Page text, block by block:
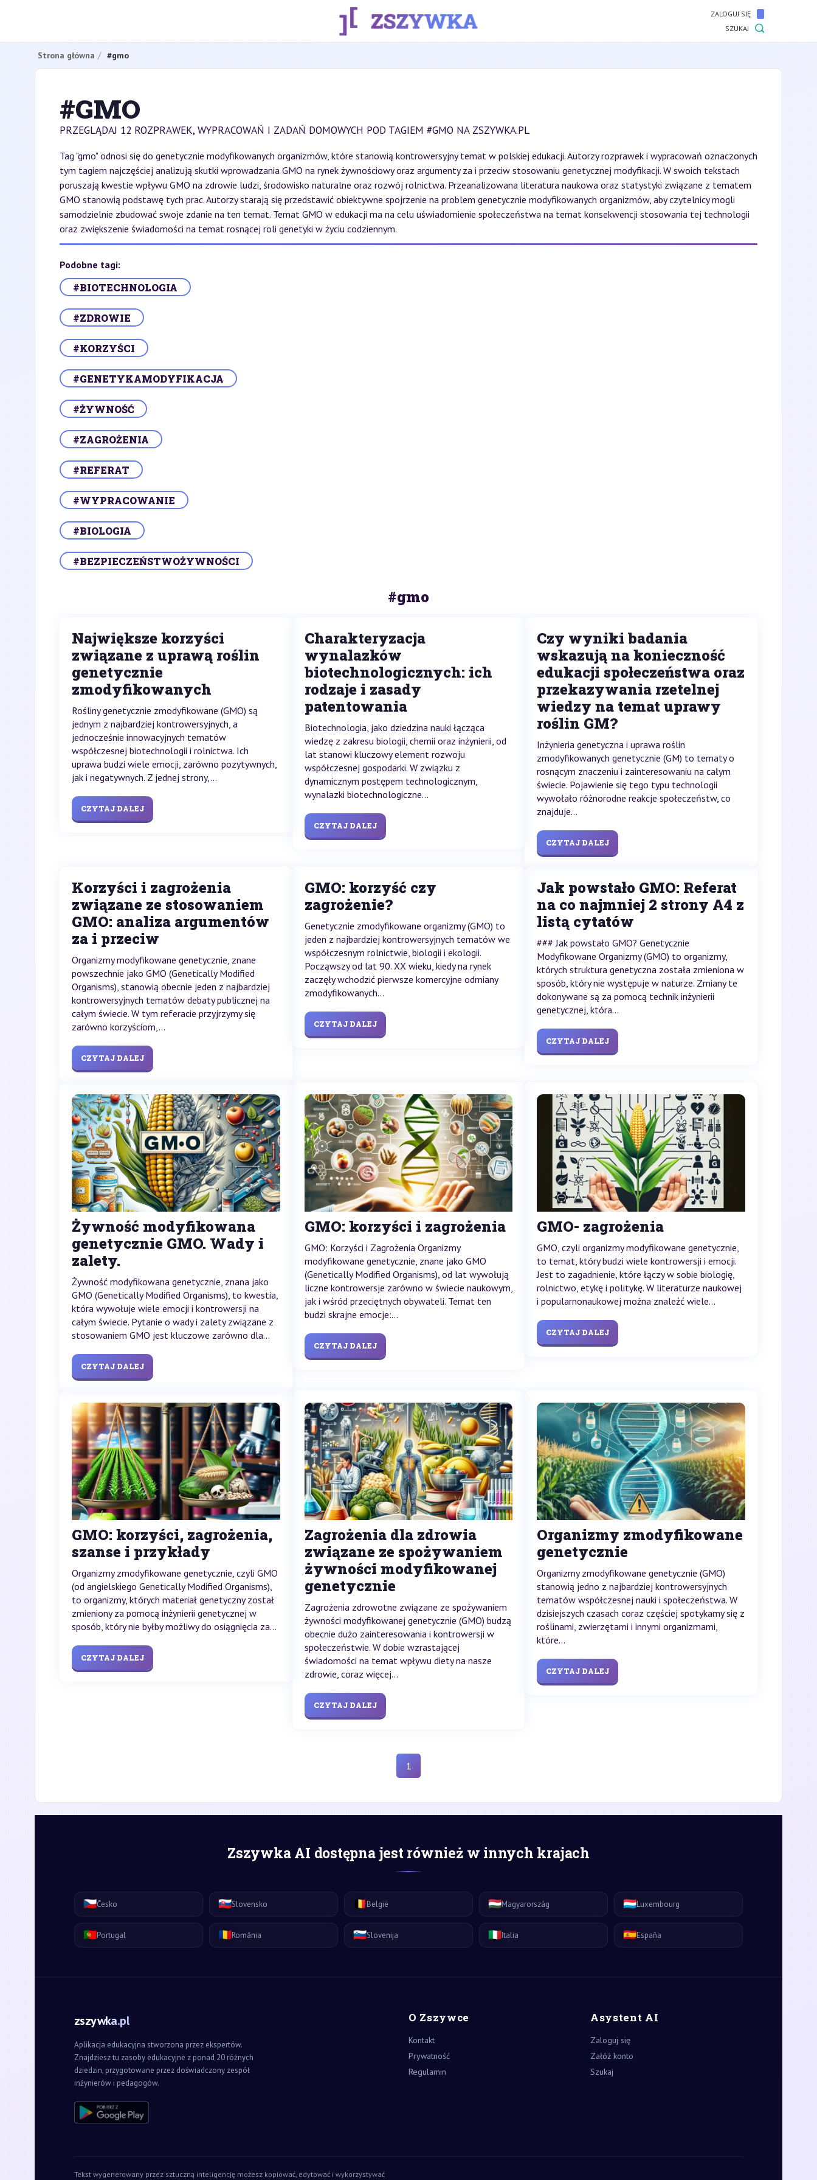
ZALOGUJ SIĘ
SZUKAJ
Strona główna #gmo
#GMO
PRZEGLĄDAJ 12 ROZPRAWEK, WYPRACOWAŃ I ZADAŃ DOMOWYCH POD TAGIEM #GMO NA ZSZYWKA.PL
Tag "gmo" odnosi się do genetycznie modyfikowanych organizmów, które stanowią kontrowersyjny temat w polskiej edukacji. Autorzy rozprawek i wypracowań oznaczonych
tym tagiem najczęściej analizują skutki wprowadzania GMO na rynek żywnościowy oraz argumenty za i przeciw stosowaniu genetycznej modyfikacji. W swoich tekstach
poruszają kwestie wpływu GMO na zdrowie ludzi, środowisko naturalne oraz rozwój rolnictwa. Przeanalizowana literatura naukowa oraz statystyki związane z tematem
GMO stanowią podstawę tych prac. Autorzy starają się przedstawić obiektywne spojrzenie na problem genetycznie modyfikowanych organizmów, aby czytelnicy mogli
samodzielnie zbudować swoje zdanie na ten temat. Temat GMO w edukacji ma na celu uświadomienie społeczeństwa na temat konsekwencji stosowania tej technologii
oraz zwiększenie świadomości na temat rosnącej roli genetyki w życiu codziennym.
Podobne tagi:
#BIOTECHNOLOGIA
#ZDROWIE
#KORZYŚCI
#GENETYKAMODYFIKACJA
#ŻYWNOŚĆ
#ZAGROŻENIA
#REFERAT
#WYPRACOWANIE
#BIOLOGIA
#BEZPIECZEŃSTWOŻYWNOŚCI
#gmo
Największe korzyści
związane z uprawą roślin
genetycznie
zmodyfikowanych
Rośliny genetycznie zmodyfikowane (GMO) są
jednym z najbardziej kontrowersyjnych, a
jednocześnie innowacyjnych tematów
współczesnej biotechnologii i rolnictwa. Ich
uprawa budzi wiele emocji, zarówno pozytywnych,
jak i negatywnych. Z jednej strony,...
CZYTAJ DALEJ
Charakteryzacja
wynalazków
biotechnologicznych: ich
rodzaje i zasady
patentowania
Biotechnologia, jako dziedzina nauki łącząca
wiedzę z zakresu biologii, chemii oraz inżynierii, od
lat stanowi kluczowy element rozwoju
współczesnej gospodarki. W związku z
dynamicznym postępem technologicznym,
wynalazki biotechnologiczne...
CZYTAJ DALEJ
Czy wyniki badania
wskazują na konieczność
edukacji społeczeństwa oraz
przekazywania rzetelnej
wiedzy na temat uprawy
roślin GM?
Inżynieria genetyczna i uprawa roślin
zmodyfikowanych genetycznie (GM) to tematy o
rosnącym znaczeniu i zainteresowaniu na całym
świecie. Pojawienie się tego typu technologii
wywołało różnorodne reakcje społeczeństw, co
znajduje...
CZYTAJ DALEJ
Korzyści i zagrożenia
związane ze stosowaniem
GMO: analiza argumentów
za i przeciw
Organizmy modyfikowane genetycznie, znane
powszechnie jako GMO (Genetically Modified
Organisms), stanowią obecnie jeden z najbardziej
kontrowersyjnych tematów debaty publicznej na
całym świecie. W tym referacie przyjrzymy się
zarówno korzyściom,...
CZYTAJ DALEJ
GMO: korzyść czy
zagrożenie?
Genetycznie zmodyfikowane organizmy (GMO) to
jeden z najbardziej kontrowersyjnych tematów we
współczesnym rolnictwie, biologii i ekologii.
Począwszy od lat 90. XX wieku, kiedy na rynek
zaczęły wchodzić pierwsze komercyjne odmiany
zmodyfikowanych...
CZYTAJ DALEJ
Jak powstało GMO: Referat
na co najmniej 2 strony A4 z
listą cytatów
### Jak powstało GMO? Genetycznie
Modyfikowane Organizmy (GMO) to organizmy,
których struktura genetyczna została zmieniona w
sposób, który nie występuje w naturze. Zmiany te
dokonywane są za pomocą technik inżynierii
genetycznej, która...
CZYTAJ DALEJ
Żywność modyfikowana
genetycznie GMO. Wady i
zalety.
Żywność modyfikowana genetycznie, znana jako
GMO (Genetically Modified Organisms), to kwestia,
która wywołuje wiele emocji i kontrowersji na
całym świecie. Pytanie o wady i zalety związane z
stosowaniem GMO jest kluczowe zarówno dla...
CZYTAJ DALEJ
GMO: korzyści i zagrożenia
GMO: Korzyści i Zagrożenia Organizmy
modyfikowane genetycznie, znane jako GMO
(Genetically Modified Organisms), od lat wywołują
liczne kontrowersje zarówno w świecie naukowym,
jak i wśród przeciętnych obywateli. Temat ten
budzi skrajne emocje:...
CZYTAJ DALEJ
GMO- zagrożenia
GMO, czyli organizmy modyfikowane genetycznie,
to temat, który budzi wiele kontrowersji i emocji.
Jest to zagadnienie, które łączy w sobie biologię,
rolnictwo, etykę i politykę. W literaturze naukowej
i popularnonaukowej można znaleźć wiele...
CZYTAJ DALEJ
GMO: korzyści, zagrożenia,
szanse i przykłady
Organizmy zmodyfikowane genetycznie, czyli GMO
(od angielskiego Genetically Modified Organisms),
to organizmy, których materiał genetyczny został
zmieniony za pomocą inżynierii genetycznej w
sposób, który nie byłby możliwy do osiągnięcia za...
CZYTAJ DALEJ
Zagrożenia dla zdrowia
związane ze spożywaniem
żywności modyfikowanej
genetycznie
Zagrożenia zdrowotne związane ze spożywaniem
żywności modyfikowanej genetycznie (GMO) budzą
obecnie dużo zainteresowania i kontrowersji w
społeczeństwie. W dobie wzrastającej
świadomości na temat wpływu diety na nasze
zdrowie, coraz więcej...
CZYTAJ DALEJ
Organizmy zmodyfikowane
genetycznie
Organizmy zmodyfikowane genetycznie (GMO)
stanowią jedno z najbardziej kontrowersyjnych
tematów współczesnej nauki i społeczeństwa. W
dzisiejszych czasach coraz częściej spotykamy się z
roślinami, zwierzętami i innymi organizmami,
które...
CZYTAJ DALEJ
1
Zszywka AI dostępna jest również w innych krajach
🇨🇿Česko 🇸🇰Slovensko 🇧🇪België 🇭🇺Magyarország 🇱🇺Luxembourg
🇵🇹Portugal 🇷🇴România 🇸🇮Slovenija 🇮🇹Italia 🇪🇸España
zszywka.pl
Aplikacja edukacyjna stworzona przez ekspertów.
Znajdziesz tu zasoby edukacyjne z ponad 20 różnych
dziedzin, przygotowane przez doświadczony zespół
inżynierów i pedagogów.
O Zszywce
Kontakt
Prywatność
Regulamin
Asystent AI
Zaloguj się
Załóż konto
Szukaj
Tekst wygenerowany przez sztuczną inteligencję możesz kopiować, edytować i wykorzystywać